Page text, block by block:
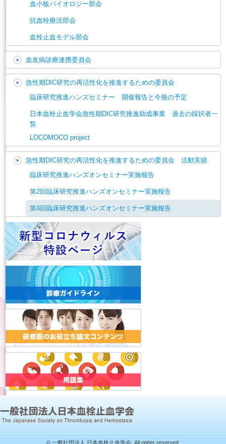
血小板バイオロジー部会
抗血栓療法部会
血栓止血モデル部会
血友病診療連携委員会
急性期DIC研究の再活性化を推進するための委員会
臨床研究推進ハンズセミナー 開催報告と今後の予定
日本血栓止血学会急性期DIC研究推進助成事業 過去の採択者一
覧
LOCOMOCO project
急性期DIC研究の再活性化を推進するための委員会 活動実績
臨床研究推進ハンズオンセミナー実施報告
第2回臨床研究推進ハンズオンセミナー実施報告
第3回臨床研究推進ハンズオンセミナー実施報告
© 一般社団法人 日本血栓止血学会. All rights reserved.